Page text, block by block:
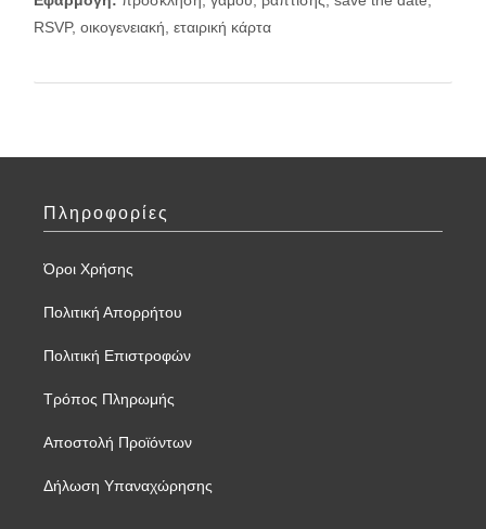
RSVP, οικογενειακή, εταιρική κάρτα
Πληροφορίες
Όροι Χρήσης
Πολιτική Απορρήτου
Πολιτική Επιστροφών
Τρόπος Πληρωμής
Αποστολή Προϊόντων
Δήλωση Υπαναχώρησης